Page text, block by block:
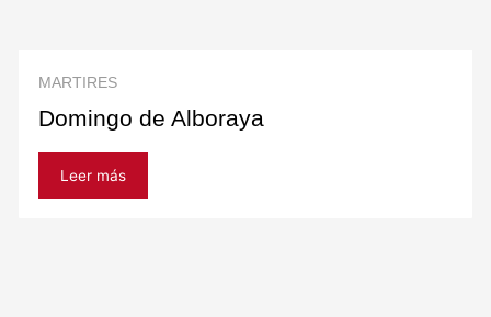
MARTIRES
Domingo de Alboraya
Leer más